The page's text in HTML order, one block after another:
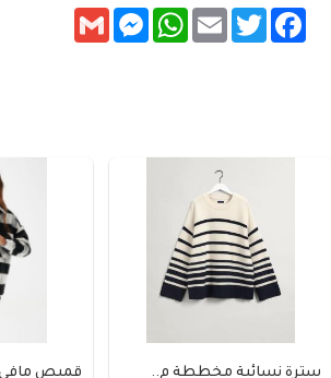
Facebook
Twitter
Email
WhatsApp
Messenger
Gmail
سترة نسائية مخططة م.. قميص مافي